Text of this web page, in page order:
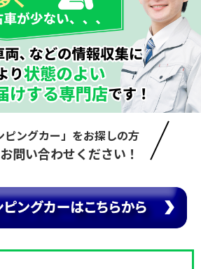
ピングカー」をお探しの方
問い合わせください！